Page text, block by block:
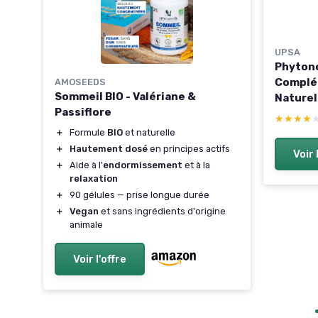
AMOSEEDS
Sommeil BIO - Valériane &
Passiflore
＋ Formule BIO et naturelle
＋
Hautement dosé en principes actifs
＋
Aide à l'endormissement et à la
relaxation
＋
90 gélules — prise longue durée
＋
Vegan et sans ingrédients d'origine
animale
Voir l'offre
UPSA
★★★★★
★★★★★
Voir